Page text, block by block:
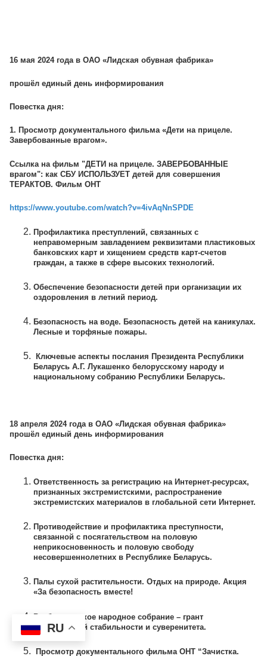
RU
16 мая 2024 года в ОАО «Лидская обувная фабрика»
прошёл единый день информирования
Повестка дня:
1. Просмотр документального фильма «Дети на прицеле.
Завербованные врагом».
Ссылка на фильм "ДЕТИ на прицеле. ЗАВЕРБОВАННЫЕ
врагом": как СБУ ИСПОЛЬЗУЕТ детей для совершения
ТЕРАКТОВ. Фильм ОНТ
https://www.youtube.com/watch?v=4ivAqNnSPDE
Профилактика преступлений, связанных с
неправомерным завладением реквизитами пластиковых
банковских карт и хищением средств карт-счетов
граждан, а также в сфере высоких технологий.
Обеспечение безопасности детей при организации их
оздоровления в летний период.
Безопасность на воде. Безопасность детей на каникулах.
Лесные и торфяные пожары.
Ключевые аспекты послания Президента Республики
Беларусь А.Г. Лукашенко белорусскому народу и
национальному собранию Республики Беларусь.
18 апреля 2024 года в ОАО «Лидская обувная фабрика»
прошёл единый день информирования
Повестка дня:
Ответственность за регистрацию на Интернет-ресурсах,
признанных экстремистскими, распространение
экстремистских материалов в глобальной сети Интернет.
Противодействие и профилактика преступности,
связанной с посягательством на половую
неприкосновенность и половую свободу
несовершеннолетних в Республике Беларусь.
Палы сухой растительности. Отдых на природе. Акция
«За безопасность вместе!
Всебелорусское народное собрание – грант
политической стабильности и суверенитета.
Просмотр документального фильма ОНТ “Зачистка.